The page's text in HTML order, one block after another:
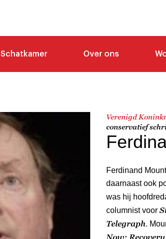
Schatkamer Over ons
Verenigd
conservatief
Ferdinand
daarnaast ook
was hij
columnist voor
Telegraph.
Now: